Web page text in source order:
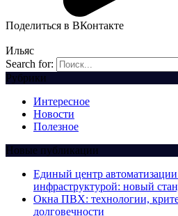
Поделиться в ВКонтакте
Ильяс
Search for:
Рубрики
Интересное
Новости
Полезное
Новые публикации
Единый центр
инфраструктурой: новый
Окна ПВХ: технологии,
долговечности